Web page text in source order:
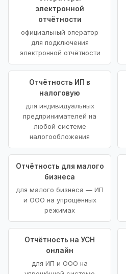
электронной
отчётности
официальный оператор
для подключения
электронной отчётности
Отчётность ИП в
налоговую
для индивидуальных
предпринимателей на
любой системе
налогообложения
Отчётность для малого
бизнеса
для малого бизнеса — ИП
и ООО на упрощённых
режимах
Отчётность на УСН
онлайн
для ИП и ООО на